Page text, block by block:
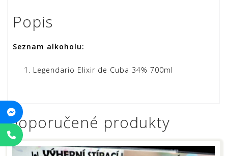
přání
množství
Popis
Seznam alkoholu:
Legendario Elixir de Cuba 34% 700ml
Doporučené produkty